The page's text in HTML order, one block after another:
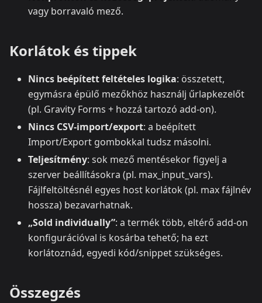
vagy borravaló mező.
Korlátok és tippek
Nincs beépített feltételes logika: összetett,
egymásra épülő mezőkhöz használj űrlapkezelőt
(pl. Gravity Forms + hozzá tartozó add-on).
Nincs CSV-import/export: a beépített
Import/Export gombokkal tudsz másolni.
Teljesítmény: sok mező mentésekor figyelj a
szerver beállításokra (pl. max_input_vars).
Fájlfeltöltésnél egyes host korlátok (pl. max fájlnév
hossza) bezavarhatnak.
„Sold individually”: a termék több, eltérő add-on
konfigurációval is kosárba tehető; ha ezt
korlátoznád, egyedi kód/snippet szükséges.
Összegzés